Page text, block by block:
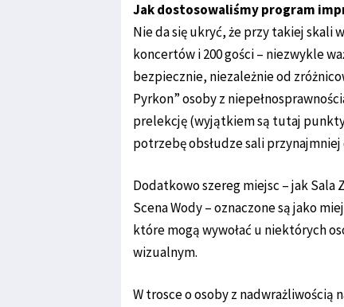
Jak dostosowaliśmy program
Nie da się ukryć, że przy takiej skali
koncertów i 200 gości – niezwykle
bezpiecznie, niezależnie od
Pyrkon” osoby z
prelekcję (wyjątkiem są tutaj punkty
potrzebę obsłudze sali
Dodatkowo szereg miejsc – jak Sala
Scena Wody – oznaczone są jako
które mogą wywołać u niektórych
wizualnym.
W trosce o osoby z